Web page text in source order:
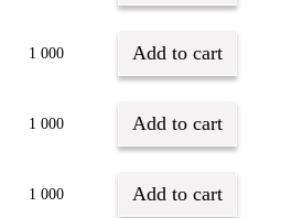
1 000 Add to cart
1 000 Add to cart
1 000 Add to cart